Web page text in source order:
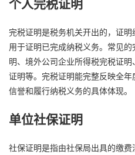
完税证明是税务机关开出的，证明
用于证明已完成纳税义务。常见
明、境外公司企业所得税完税证
证明等。完税证明能完整反映全
信誉和履行纳税义务的具体体现。
单位社保证明
社保证明是指由社保局出具的缴